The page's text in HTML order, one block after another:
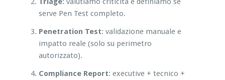
serve Pen Test completo.
Penetration Test: validazione manuale e
impatto reale (solo su perimetro
autorizzato).
Compliance Report: executive + tecnico +